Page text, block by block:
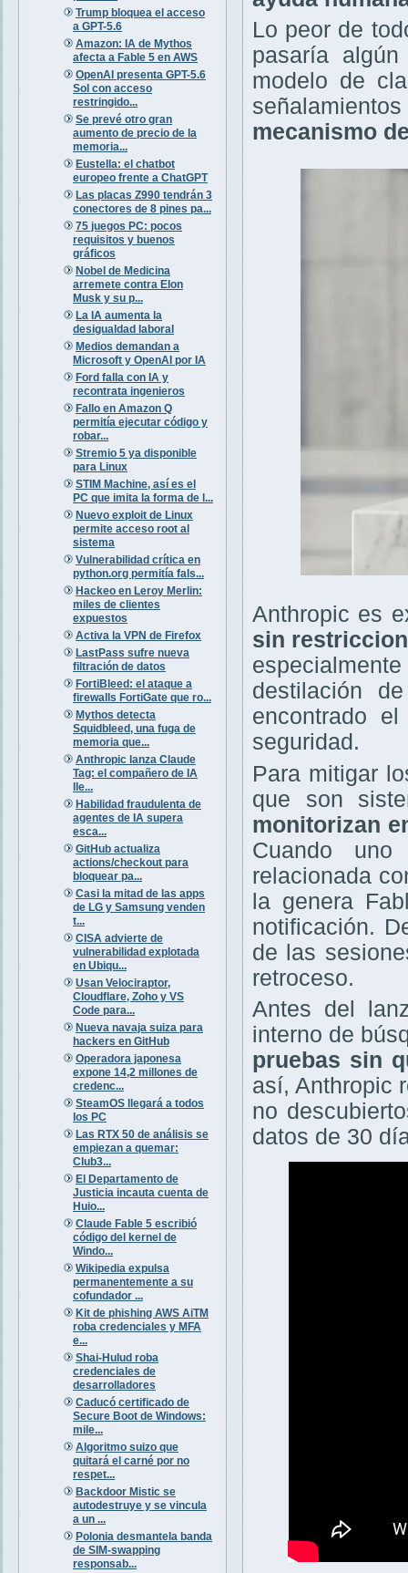
Trump bloquea el acceso
a GPT-5.6
Amazon: IA de Mythos
afecta a Fable 5 en AWS
OpenAI presenta GPT-5.6
Sol con acceso
restringido...
Se prevé otro gran
aumento de precio de la
memoria...
Eustella: el chatbot
europeo frente a ChatGPT
Las placas Z990 tendrán 3
conectores de 8 pines pa...
75 juegos PC: pocos
requisitos y buenos
gráficos
Nobel de Medicina
arremete contra Elon
Musk y su p...
La IA aumenta la
desigualdad laboral
Medios demandan a
Microsoft y OpenAI por IA
Ford falla con IA y
recontrata ingenieros
Fallo en Amazon Q
permitía ejecutar código y
robar...
Stremio 5 ya disponible
para Linux
STIM Machine, así es el
PC que imita la forma de l...
Nuevo exploit de Linux
permite acceso root al
sistema
Vulnerabilidad crítica en
python.org permitía fals...
Hackeo en Leroy Merlin:
miles de clientes
expuestos
Activa la VPN de Firefox
LastPass sufre nueva
filtración de datos
FortiBleed: el ataque a
firewalls FortiGate que ro...
Mythos detecta
Squidbleed, una fuga de
memoria que...
Anthropic lanza Claude
Tag: el compañero de IA
lle...
Habilidad fraudulenta de
agentes de IA supera
esca...
GitHub actualiza
actions/checkout para
bloquear pa...
Casi la mitad de las apps
de LG y Samsung venden
t...
CISA advierte de
vulnerabilidad explotada
en Ubiqu...
Usan Velociraptor,
Cloudflare, Zoho y VS
Code para...
Nueva navaja suiza para
hackers en GitHub
Operadora japonesa
expone 14,2 millones de
credenc...
SteamOS llegará a todos
los PC
Las RTX 50 de análisis se
empiezan a quemar:
Club3...
El Departamento de
Justicia incauta cuenta de
Huio...
Claude Fable 5 escribió
código del kernel de
Windo...
Wikipedia expulsa
permanentemente a su
cofundador ...
Kit de phishing AWS AiTM
roba credenciales y MFA
e...
Shai-Hulud roba
credenciales de
desarrolladores
Caducó certificado de
Secure Boot de Windows:
mile...
Algoritmo suizo que
quitará el carné por no
respet...
Backdoor Mistic se
autodestruye y se vincula
a un ...
Polonia desmantela banda
de SIM-swapping
responsab...
Lo peor de
pasaría
modelo de
mecanismo
Anthropic es
sin
destilación
encontrado
seguridad.
Para mitigar
que son
monitorizan
Cuando
relacionada
la genera
notificación.
de las
retroceso.
Antes del
interno de
pruebas sin
así, Anthropic
no
datos de 30